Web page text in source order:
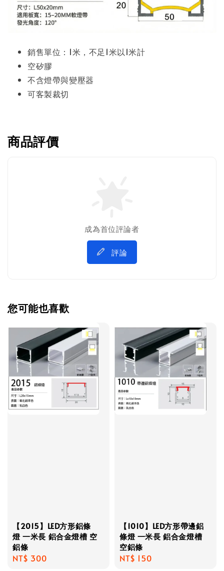
銷售單位：1米，不足1米以1米計
空矽膠
不含燈帶與變壓器
可客製裁切
商品評價
成為首位評論者
評論
您可能也喜歡
【2015】LED方形鋁條
燈 一米長 鋁合金燈槽 空
鋁條
Regular
NT$ 300
【1010】LED方形帶邊鋁
條燈 一米長 鋁合金燈槽
空鋁條
Regular
NT$ 150